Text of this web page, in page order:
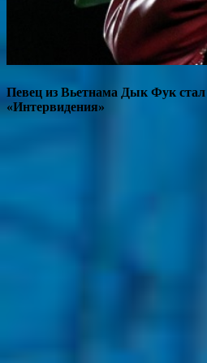
Певец из Вьетнама Дык Фук стал
«Интервидения»